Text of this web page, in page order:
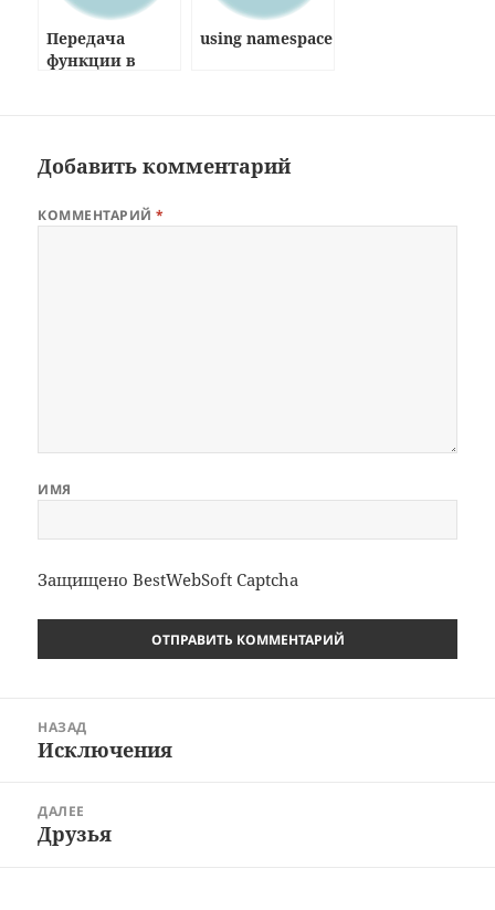
Передача
функции в
using namespace
Добавить комментарий
КОММЕНТАРИЙ*
ИМЯ
Защищено BestWebSoft Captcha
записям
НАЗАД
Предыдущая
Исключения
ДАЛЕЕ
Следующая
Друзья